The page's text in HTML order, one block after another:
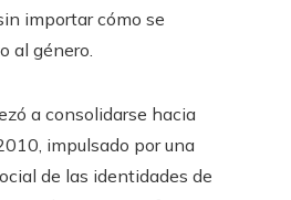
importar cómo se
al género.
a consolidarse hacia
impulsado por una
de las identidades de